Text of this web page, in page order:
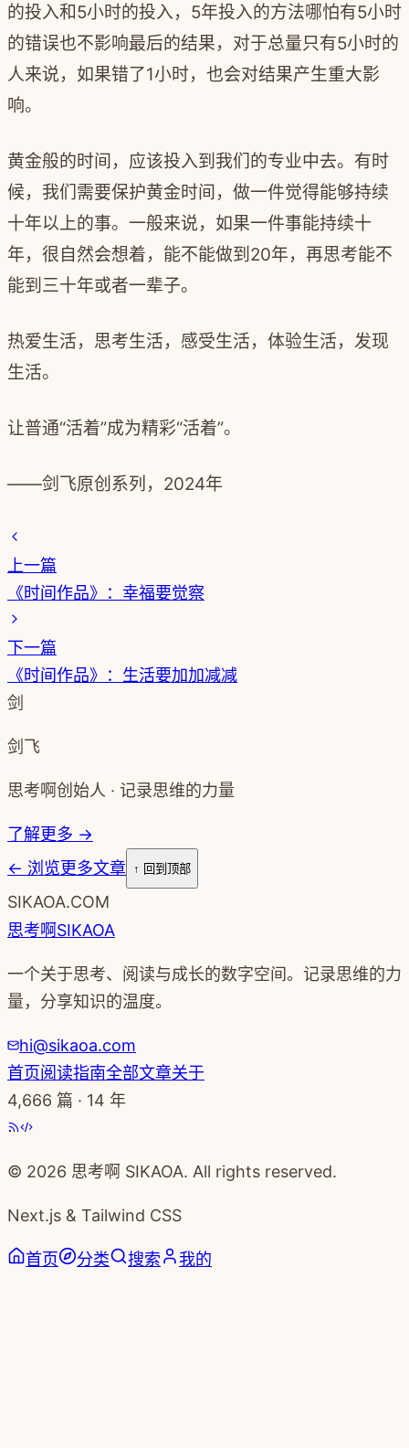
的投入和5小时的投入，5年投入的方法哪怕有5小时
的错误也不影响最后的结果，对于总量只有5小时的
人来说，如果错了1小时，也会对结果产生重大影
响。
黄金般的时间，应该投入到我们的专业中去。有时
候，我们需要保护黄金时间，做一件觉得能够持续
十年以上的事。一般来说，如果一件事能持续十
年，很自然会想着，能不能做到20年，再思考能不
能到三十年或者一辈子。
热爱生活，思考生活，感受生活，体验生活，发现
生活。
让普通“活着”成为精彩“活着”。
——剑飞原创系列，2024年
上一篇
《时间作品》：幸福要觉察
下一篇
《时间作品》：生活要加加减减
剑
剑飞
思考啊创始人 · 记录思维的力量
了解更多 →
← 浏览更多文章 ↑ 回到顶部
SIKAOA.COM
思考啊SIKAOA
一个关于思考、阅读与成长的数字空间。记录思维的力
量，分享知识的温度。
hi@sikaoa.com
首页阅读指南全部文章关于
4,666 篇 · 14 年
© 2026 思考啊 SIKAOA. All rights reserved.
Next.js & Tailwind CSS
首页 分类 搜索 我的